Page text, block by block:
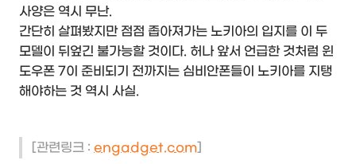
사양은 역시 무난.
간단히 살펴봤지만 점점 좁아져가는 노키아의 입지를 이 두
모델이 뒤엎긴 불가능할 것이다. 허나 앞서 언급한 것처럼 윈
도우폰 7이 준비되기 전까지는 심비안폰들이 노키아를 지탱
해야하는 것 역시 사실.
[관련링크 : engadget.com]